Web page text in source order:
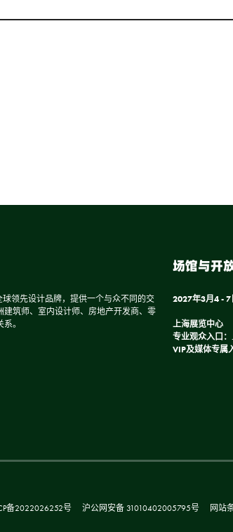
领先设计品牌，提供一个与众不同的交
筑师、室内设计师、房地产开发商、零
。
场馆与开
2027年3月4 - 7
上海展览中心
专业观众入口：
VIP及媒体专属
备2022026252号 沪公网安备 31010402005795号 网站